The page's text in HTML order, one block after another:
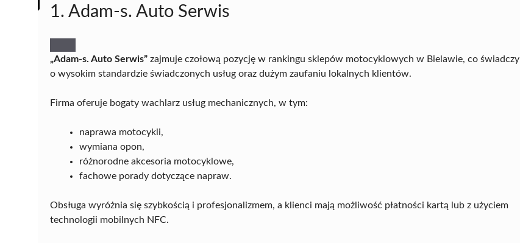
1. Adam-s. Auto Serwis
„Adam-s. Auto Serwis” zajmuje czołową pozycję w rankingu sklepów motocyklowych w Bielawie, co świadczy
o wysokim standardzie świadczonych usług oraz dużym zaufaniu lokalnych klientów.
Firma oferuje bogaty wachlarz usług mechanicznych, w tym:
naprawa motocykli,
wymiana opon,
różnorodne akcesoria motocyklowe,
fachowe porady dotyczące napraw.
Obsługa wyróżnia się szybkością i profesjonalizmem, a klienci mają możliwość płatności kartą lub z użyciem
technologii mobilnych NFC.